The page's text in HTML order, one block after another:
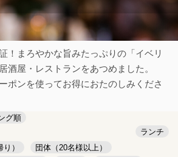
！まろやかな旨みたっぷりの「イベリ
酒屋・レストランをあつめました。
ポンを使ってお得におたのしみくださ
グ順
ランチ
）
団体（20名様以上）